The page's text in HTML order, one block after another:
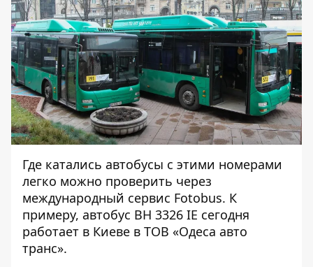
Где катались автобусы с этими номерами
легко можно проверить через
международный сервис Fotobus. К
примеру, автобус BH 3326 IE сегодня
работает в Киеве в ТОВ «Одеса авто
транс».